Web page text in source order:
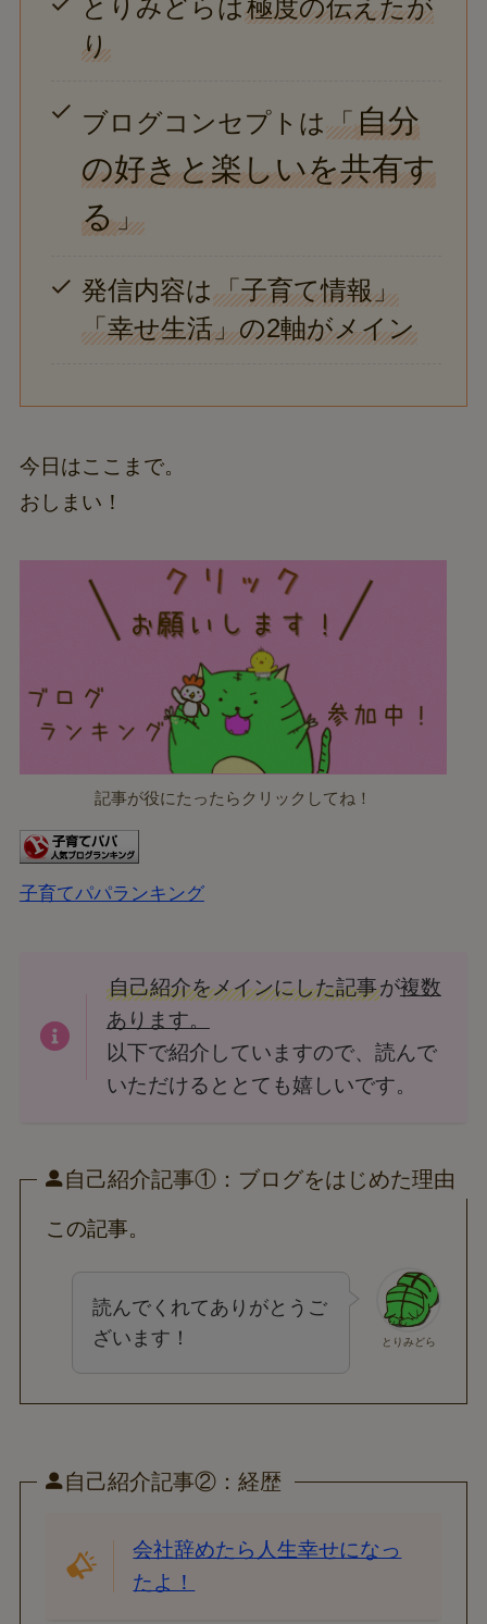
とりみどらは極度の伝えたが
り
ブログコンセプトは「自分
の好きと楽しいを共有す
る」
発信内容は「子育て情報」
「幸せ生活」の2軸がメイン
今日はここまで。
おしまい！
記事が役にたったらクリックしてね！
子育てパパランキング
自己紹介をメインにした記事が複数
あります。
以下で紹介していますので、読んで
いただけるととても嬉しいです。
自己紹介記事①：ブログをはじめた理由
この記事。
とりみどら
読んでくれてありがとうご
ざいます！
自己紹介記事②：経歴
会社辞めたら人生幸せになっ
たよ！